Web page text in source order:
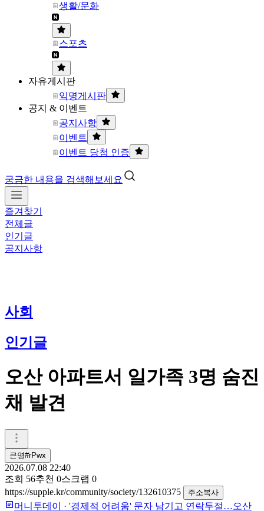
생활/문화
스포츠
자유게시판
익명게시판
공지 & 이벤트
공지사항
이벤트
이벤트 당첨 인증
궁금한 내용을 검색해보세요
즐겨찾기
전체글
인기글
공지사항
사회
인기글
오산 아파트서 일가족 3명 숨진
채 발견
큰영#rPwx
2026.07.08 22:40
조회 56추천 0스크랩 0
https://supple.kr/community/society/132610375
주소복사
머니투데이 · '경제적 어려움' 문자 남기고 연락두절…오산